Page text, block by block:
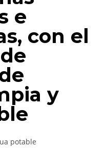
e
con el
y